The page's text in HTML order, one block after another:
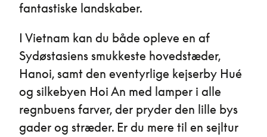
fantastiske landskaber.
I Vietnam kan du både opleve en af
Sydøstasiens smukkeste hovedstæder,
Hanoi, samt den eventyrlige kejserby Hué
og silkebyen Hoi An med lamper i alle
regnbuens farver, der pryder den lille bys
gader og stræder. Er du mere til en sejltur